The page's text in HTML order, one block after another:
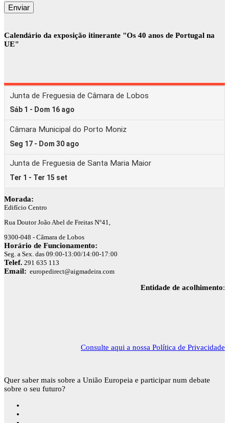
Calendário da exposição itinerante "Os 40 anos de Portugal na
UE"
Morada:
Edifício Centro
Rua Doutor João Abel de Freitas N°41,
9300-048 - Câmara de Lobos
Horário de Funcionamento:
Seg. a Sex. das 09:00-13:00/14:00-17:00
Telef. 291 635 113
Email: europedirect@aigmadeira.com
Entidade de acolhimento:
Consulte aqui a nossa Política de Privacidade
Quer saber mais sobre a União Europeia e participar num debate
sobre o seu futuro?